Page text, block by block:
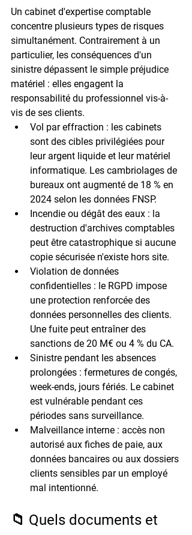
Un cabinet d'expertise comptable
concentre plusieurs types de risques
simultanément. Contrairement à un
particulier, les conséquences d'un
sinistre dépassent le simple préjudice
matériel : elles engagent la
responsabilité du professionnel vis-à-
vis de ses clients.
Vol par effraction : les cabinets
sont des cibles privilégiées pour
leur argent liquide et leur matériel
informatique. Les cambriolages de
bureaux ont augmenté de 18 % en
2024 selon les données FNSP.
Incendie ou dégât des eaux : la
destruction d'archives comptables
peut être catastrophique si aucune
copie sécurisée n'existe hors site.
Violation de données
confidentielles : le RGPD impose
une protection renforcée des
données personnelles des clients.
Une fuite peut entraîner des
sanctions de 20 M€ ou 4 % du CA.
Sinistre pendant les absences
prolongées : fermetures de congés,
week-ends, jours fériés. Le cabinet
est vulnérable pendant ces
périodes sans surveillance.
Malveillance interne : accès non
autorisé aux fiches de paie, aux
données bancaires ou aux dossiers
clients sensibles par un employé
mal intentionné.
📁 Quels documents et